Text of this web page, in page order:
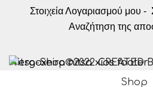
Στοιχεία Λογαριασμού μου -
Αναζήτηση της
Nitsa-Shop©2022 CREATED
Shop